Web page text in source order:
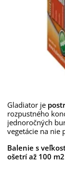
Gladiator je
rozpustného
jednoročných
vegetácie na nie
Balenie s
ošetrí až 100